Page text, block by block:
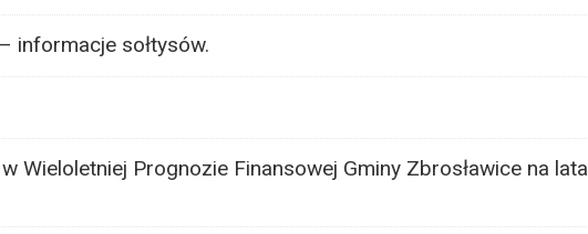
informacje sołtysów.
Wieloletniej Prognozie Finansowej Gminy Zbrosławice na lata